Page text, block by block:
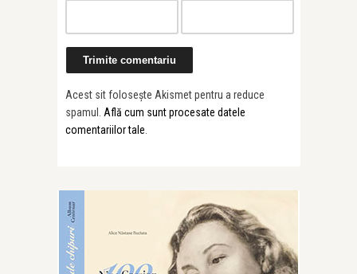
Acest sit folosește Akismet pentru a reduce
spamul. Află cum sunt procesate datele
comentariilor tale